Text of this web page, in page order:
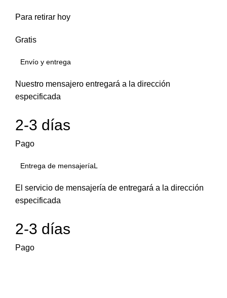
Para retirar hoy
Gratis
Envío y entrega
Nuestro mensajero entregará a la dirección
especificada
2-3 días
Pago
Entrega de mensajeríaL
El servicio de mensajería de entregará a la dirección
especificada
2-3 días
Pago